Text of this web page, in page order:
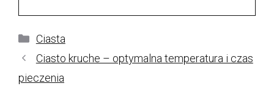
Kategorie
Ciasta
Ciasto kruche – optymalna temperatura i czas
pieczenia